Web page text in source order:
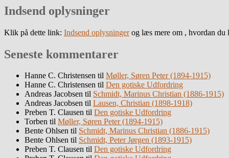
Indsend oplysninger
Klik på dette link: Indsend oplysningerog læs mere om , hvordan du
Seneste kommentarer
Hanne C. Christensen til Møller, Søren Peter (1894-1915)
Hanne C. Christensen til Den gotiske Udfordring
Andreas Jacobsen til Schmidt, Marinus Christian (1886-1915)
Andreas Jacobsen til Lausen, Christian (1898-1918)
Preben T. Clausen til Den gotiske Udfordring
Torben til Møller, Søren Peter (1894-1915)
Bente Ohlsen til Schmidt, Marinus Christian (1886-1915)
Bente Ohlsen til Schmidt, Peter Jørgen (1893-1915)
Preben T. Clausen til Den gotiske Udfordring